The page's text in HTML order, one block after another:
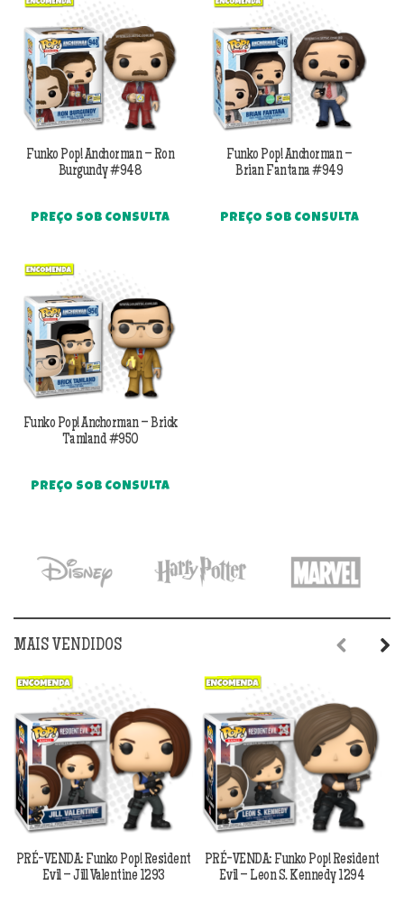
Funko Pop! Anchorman – Ron
Burgundy #948
PREÇO SOB CONSULTA
Funko Pop! Anchorman –
Brian Fantana #949
PREÇO SOB CONSULTA
Funko Pop! Anchorman – Brick
Tamland #950
PREÇO SOB CONSULTA
MAIS VENDIDOS
PRÉ-VENDA: Funko Pop! Resident
Evil – Jill Valentine 1293
PRÉ-VENDA: Funko Pop! Resident
Evil – Leon S. Kennedy 1294